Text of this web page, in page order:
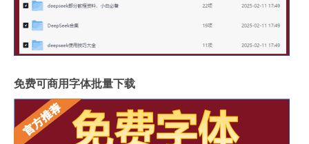
免费可商用字体批量下载